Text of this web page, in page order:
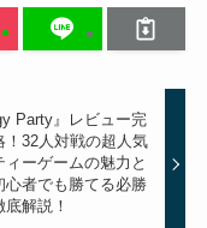
Party』レビュー完
！32人対戦の超人気
ィーゲームの魅力と
心者でも勝てる必勝
解説！